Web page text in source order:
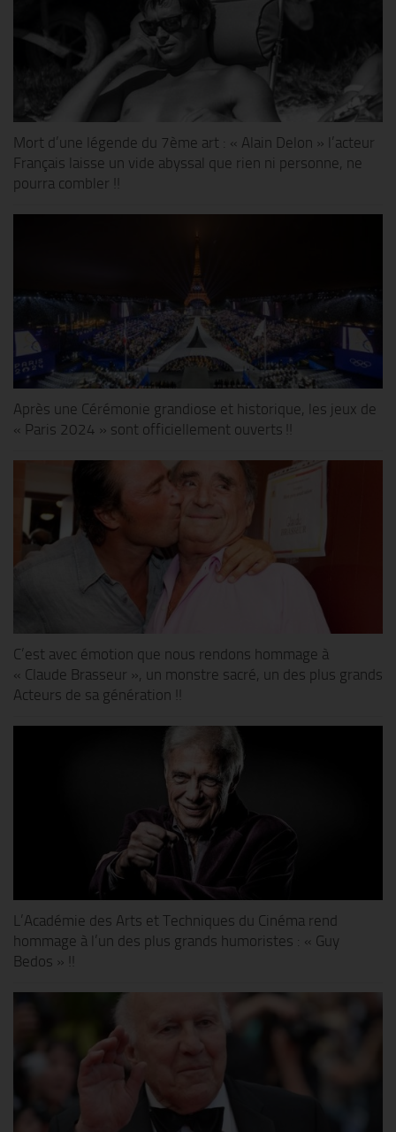
Mort d’une légende du 7ème art : « Alain Delon » l’acteur
Français laisse un vide abyssal que rien ni personne, ne
pourra combler !!
Après une Cérémonie grandiose et historique, les jeux de
« Paris 2024 » sont officiellement ouverts !!
C’est avec émotion que nous rendons hommage à
« Claude Brasseur », un monstre sacré, un des plus grands
Acteurs de sa génération !!
L’Académie des Arts et Techniques du Cinéma rend
hommage à l’un des plus grands humoristes : « Guy
Bedos » !!